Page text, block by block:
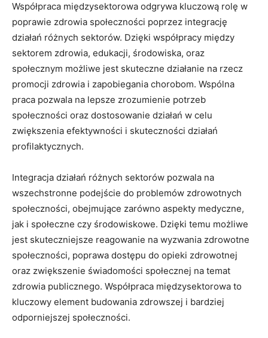
Współpraca międzysektorowa odgrywa kluczową rolę ⁤w ​
poprawie zdrowia społeczności poprzez integrację‍
działań różnych sektorów. Dzięki współpracy między
sektorem ‌zdrowia,‍ edukacji, środowiska, oraz
społecznym możliwe jest skuteczne działanie na rzecz
promocji zdrowia i zapobiegania ‍chorobom. Wspólna
praca pozwala na lepsze ‌zrozumienie potrzeb
społeczności oraz dostosowanie⁣ działań ⁤w‍ celu
zwiększenia efektywności i skuteczności działań
profilaktycznych.
Integracja działań różnych sektorów pozwala na
wszechstronne podejście do problemów zdrowotnych
społeczności, obejmujące zarówno aspekty medyczne,
jak i społeczne czy środowiskowe. Dzięki temu możliwe
jest skuteczniejsze reagowanie ⁤na wyzwania zdrowotne
społeczności, poprawa dostępu do opieki zdrowotnej
oraz ⁣zwiększenie świadomości społecznej ​na⁤ temat
zdrowia publicznego. Współpraca międzysektorowa to‍
kluczowy element budowania zdrowszej i bardziej
odporniejszej społeczności.